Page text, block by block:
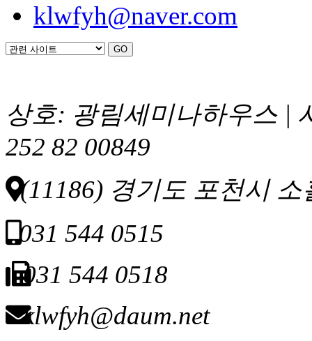
klwfyh@naver.com
상호: 광림세미나하우스 |
252 82 00849
(11186) 경기도 포천시 소
031 544 0515
031 544 0518
klwfyh@daum.net